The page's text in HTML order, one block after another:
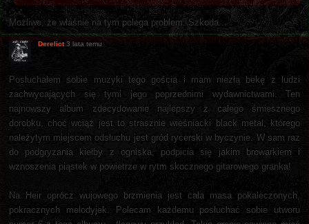
Możliwe, że właśnie na tym polega problem. Szkoda...
Derelict 3 lata temu
Posłuchałem sobie muzyki tego gościa i mam niezłą bekę z ludzi
zachwycających się tymi jego poprzednimi wydawnictwami. Ten
najnowszy album zdecydowanie najlepszy z całego śmiesznego
dorobku, choć wciąż jest to strasznie wieśniacki black metal, którego
należytym miejscem odsłuchu jest gród rycerski w byczynie. W sam raz
do podgryzania kiełby z ogniska, podpicia się jakim browarkiem i
wznoszenia piąstek w powietrze w rytm skocznego gitarowego granka!
Na Heir oprócz wujowego brzmienia jest cała masa pokaleczonych,
pokracznych melodyjek. Polecam każdemu posłuchać sobie utworu